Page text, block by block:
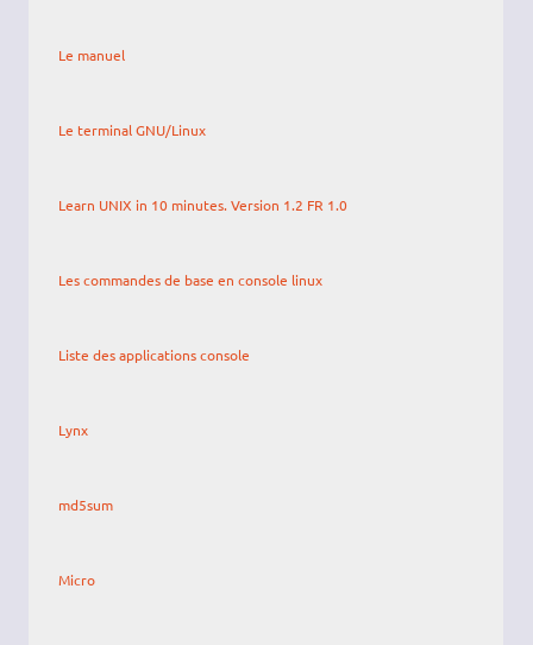
Le manuel
Le terminal GNU/Linux
Learn UNIX in 10 minutes. Version 1.2 FR 1.0
Les commandes de base en console linux
Liste des applications console
Lynx
md5sum
Micro